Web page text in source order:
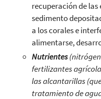
recuperación de las
sedimento
a los corales e
alimentarse,
Nutrientes
fertilizantes
las alcantarillas
tratamiento de